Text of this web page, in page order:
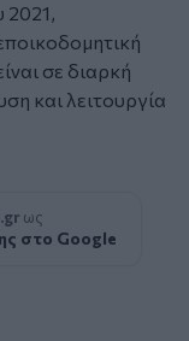
2021,
σε διαρκή
και λειτουργία
ως
στο Google